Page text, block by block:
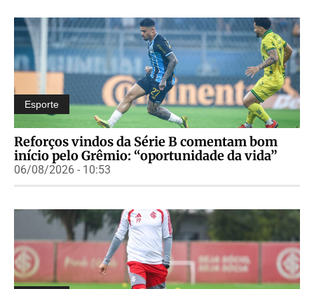
Esporte
Reforços vindos da Série B comentam bom
início pelo Grêmio: “oportunidade da vida”
06/08/2026 - 10:53